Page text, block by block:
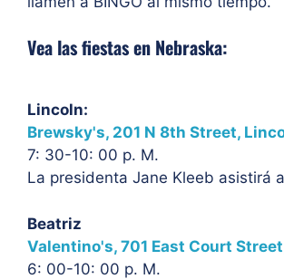
Vea las fiestas en Nebraska:
Lincoln:
Brewsky's, 201 N 8th Street,
7: 30-10: 00 p. M.
La presidenta Jane Kleeb asistirá
Beatriz
Valentino's, 701 East Court
6: 00-10: 00 p. M.